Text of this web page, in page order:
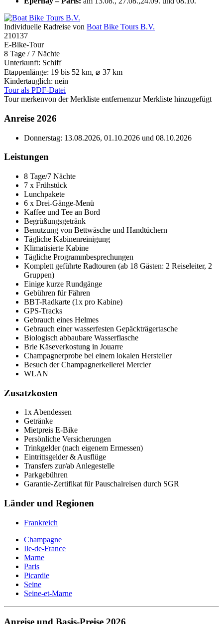
Individuelle Radreise von Boat Bike Tours B.V.
210137
E-Bike-Tour
8 Tage / 7 Nächte
Unterkunft: Schiff
Etappenlänge: 19 bis 52 km, ⌀ 37 km
Kindertauglich: nein
Tour als PDF-Datei
Tour merkenvon der Merkliste entfernenzur Merkliste hinzugefügt
Anreise 2026
Donnerstag: 13.08.2026, 01.10.2026 und 08.10.2026
Leistungen
8 Tage/7 Nächte
7 x Frühstück
Lunchpakete
6 x Drei-Gänge-Menü
Kaffee und Tee an Bord
Begrüßungsgetränk
Benutzung von Bettwäsche und Handtüchern
Tägliche Kabinenreinigung
Klimatisierte Kabine
Tägliche Programmbesprechungen
Komplett geführte Radtouren (ab 18 Gästen: 2 Reiseleiter, 2
Gruppen)
Einige kurze Rundgänge
Gebühren für Fähren
BBT-Radkarte (1x pro Kabine)
GPS-Tracks
Gebrauch eines Helmes
Gebrauch einer wasserfesten Gepäckträgertasche
Biologisch abbaubare Wasserflasche
Brie Käseverkostung in Jouarre
Champagnerprobe bei einem lokalen Hersteller
Besuch der Champagnerkellerei Mercier
WLAN
Zusatzkosten
1x Abendessen
Getränke
Mietpreis E-Bike
Persönliche Versicherungen
Trinkgelder (nach eigenem Ermessen)
Eintrittsgelder & Ausflüge
Transfers zur/ab Anlegestelle
Parkgebühren
Garantie-Zertifikat für Pauschalreisen durch SGR
Länder und Regionen
Frankreich
Champagne
Ile-de-France
Marne
Paris
Picardie
Seine
Seine-et-Marne
Anreise und Basis-Preise 2026